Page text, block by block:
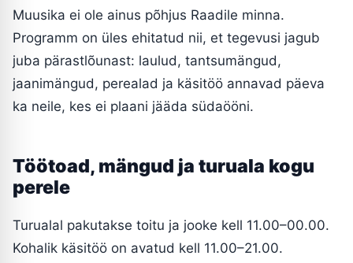
Muusika ei ole ainus põhjus Raadile minna.
Programm on üles ehitatud nii, et tegevusi jagub
juba pärastlõunast: laulud, tantsumängud,
jaanimängud, perealad ja käsitöö annavad päeva
ka neile, kes ei plaani jääda südaööni.
Töötoad, mängud ja turuala kogu
perele
Turualal pakutakse toitu ja jooke kell 11.00–00.00.
Kohalik käsitöö on avatud kell 11.00–21.00.